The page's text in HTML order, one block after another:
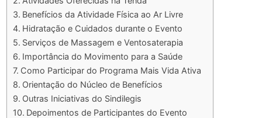
Benefícios da Atividade Física ao Ar Livre
Hidratação e Cuidados durante o Evento
Serviços de Massagem e Ventosaterapia
Importância do Movimento para a Saúde
Como Participar do Programa Mais Vida Ativa
Orientação do Núcleo de Benefícios
Outras Iniciativas do Sindilegis
Depoimentos de Participantes do Evento